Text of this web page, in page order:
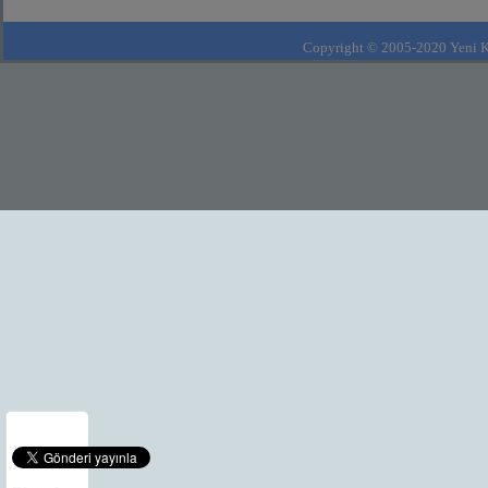
Copyright © 2005-2020 Yeni